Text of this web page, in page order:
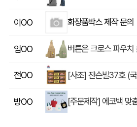
이OO 화장품박스 제작 문의
임OO
전OO
방OO